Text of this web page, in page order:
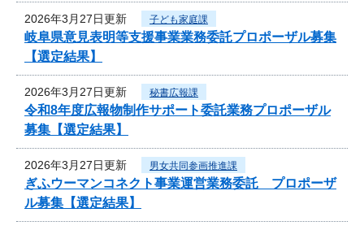
2026年3月27日更新 子ども家庭課
岐阜県意見表明等支援事業業務委託プロポーザル募集
【選定結果】
2026年3月27日更新 秘書広報課
令和8年度広報物制作サポート委託業務プロポーザル
募集【選定結果】
2026年3月27日更新 男女共同参画推進課
ぎふウーマンコネクト事業運営業務委託 プロポーザ
ル募集【選定結果】